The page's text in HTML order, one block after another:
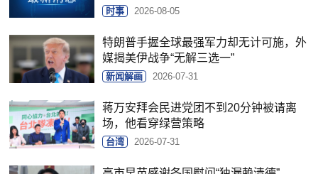
时事 2026-08-05
特朗普手握全球最强军力却无计可施，外
媒揭美伊战争“无解三选一”
新闻解画 2026-07-31
蒋万安拜会民进党团不到20分钟被请离
场，他看穿绿营策略
台湾 2026-07-31